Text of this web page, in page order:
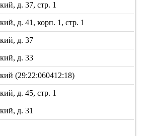
д. 37, стр. 1
д. 41, корп. 1, стр. 1
д. 37
д. 33
(29:22:060412:18)
д. 45, стр. 1
д. 31